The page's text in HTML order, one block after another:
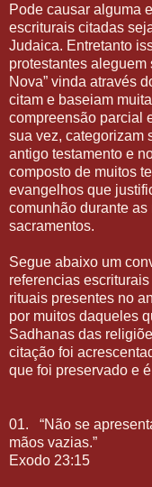
Pode causar alguma
escriturais citadas
Judaica. Entretanto
protestantes aleguem
Nova” vinda através
citam e baseiam
compreensão parcial
sua vez, categorizam
antigo testamento e
composto de muitos
evangelhos que
comunhão durante
sacramentos.
Segue abaixo um
referencias
rituais presentes no
por muitos daqueles
Sadhanas das
citação foi
que foi preservado e
01. “Não se
mãos vazias.”
Exodo 23:15